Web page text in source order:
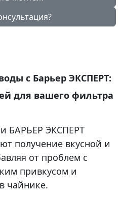
с Барьер ЭКСПЕРТ:
для вашего фильтра
БАРЬЕР ЭКСПЕРТ
получение вкусной и
от проблем с
привкусом и
чайнике.